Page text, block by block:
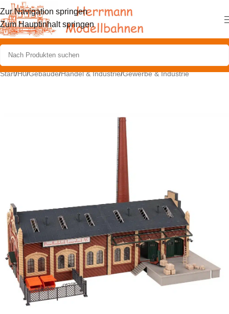
Zur Navigation springen
Zum Hauptinhalt springen
Start/H0/Gebäude/Handel & Industrie/Gewerbe & Industrie